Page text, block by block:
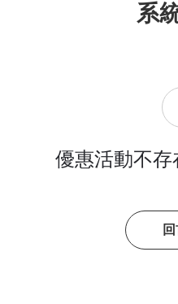
ROYAL
系
優惠活動不